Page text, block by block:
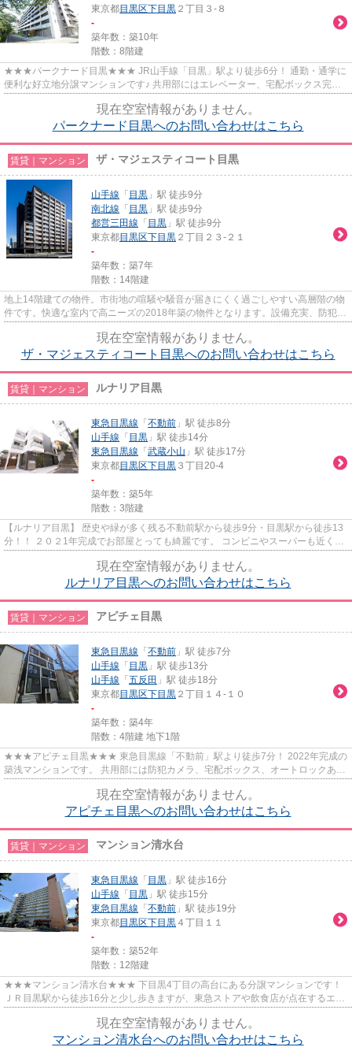
東京都目黒区下目黒 ２丁目３-８
-
築年数：築10年
階数：8階建
★★★パークナード目黒★★★ JR山手線「目黒」駅より徒歩6分！ 通勤・通学に
便利な好立地分譲マンションです♪ 共用部にはエレベーター、宅配ボックス完備
現在空室情報がありません。
パークナード目黒へのお問い合わせはこちら
賃貸｜マンション ザ・マジェスティコート目黒
山手線 「 目黒 」駅 徒歩9分
南北線 「 目黒 」駅 徒歩9分
都営三田線 「 目黒 」駅 徒歩9分
東京都目黒区下目黒 ２丁目２３-２１
-
築年数：築7年
階数：14階建
地上14階建ての物件。市街地の喧騒や騒音が届きにくく過ごしやすい高層階の物
件です。快適な室内で高ニーズの2018年築の物件となります。設備充実、防犯性
現在空室情報がありません。
ザ・マジェスティコート目黒へのお問い合わせはこちら
賃貸｜マンション ルナリア目黒
東急目黒線 「 不動前 」駅 徒歩8分
山手線 「 目黒 」駅 徒歩14分
東急目黒線 「 武蔵小山 」駅 徒歩17分
東京都目黒区下目黒 ３丁目20-4
-
築年数：築5年
階数：3階建
【ルナリア目黒】 歴史や緑が多く残る不動前駅から徒歩9分・目黒駅から徒歩13
分！！ ２０２1年完成でお部屋とっても綺麗です。 コンビニやスーパーも近くに
現在空室情報がありません。
ルナリア目黒へのお問い合わせはこちら
賃貸｜マンション アピチェ目黒
東急目黒線 「 不動前 」駅 徒歩7分
山手線 「 目黒 」駅 徒歩13分
山手線 「 五反田 」駅 徒歩18分
東京都目黒区下目黒 ２丁目１４-１０
-
築年数：築4年
階数：4階建 地下1階
★★★アピチェ目黒★★★ 東急目黒線「不動前」駅より徒歩7分！ 2022年完成の
築浅マンションです。 共用部には防犯カメラ、宅配ボックス、オートロックあ
現在空室情報がありません。
アピチェ目黒へのお問い合わせはこちら
賃貸｜マンション マンション清水台
東急目黒線 「 目黒 」駅 徒歩16分
山手線 「 目黒 」駅 徒歩15分
東急目黒線 「 不動前 」駅 徒歩19分
東京都目黒区下目黒 ４丁目１１
-
築年数：築52年
階数：12階建
★★★マンション清水台★★★ 下目黒4丁目の高台にある分譲マンションです！
ＪＲ目黒駅から徒歩16分と少し歩きますが、東急ストアや飲食店が点在するエリ
現在空室情報がありません。
マンション清水台へのお問い合わせはこちら